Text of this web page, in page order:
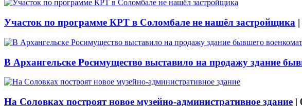
Участок по программе КРТ в Соломбале не нашёл застройщика |
В Архангельске Росимущество выставило на продажу здание
На Соловках построят новое музейно-административное здание |